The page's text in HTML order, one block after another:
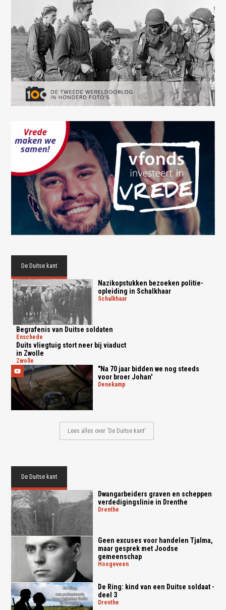
De Duitse kant
Nazikopstukken bezoeken politie-
opleiding in Schalkhaar
schalkhaar
Begrafenis van Duitse soldaten
enschede
Duits vliegtuig stort neer bij viaduct
in Zwolle
zwolle
"Na 70 jaar bidden we nog steeds
voor broer Johan'
denekamp
Lees alles over 'De Duitse kant'
De Duitse kant
Dwangarbeiders graven en scheppen
verdedigingslinie in Drenthe
drenthe
Geen excuses voor handelen Tjalma,
maar gesprek met Joodse
gemeenschap
hoogeveen
De Ring: kind van een Duitse soldaat -
deel 3
drenthe